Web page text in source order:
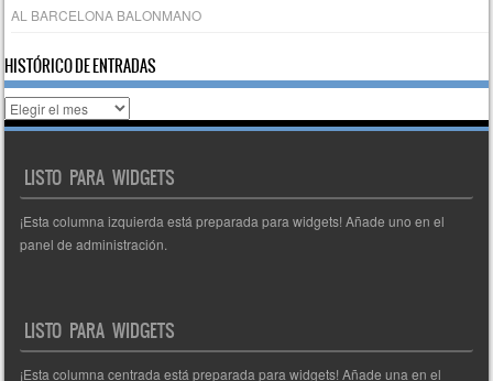
AL BARCELONA BALONMANO
HISTÓRICO DE ENTRADAS
Histórico
de
LISTO PARA WIDGETS
¡Esta columna izquierda está preparada para widgets! Añade uno en el
panel de administración.
LISTO PARA WIDGETS
¡Esta columna centrada está preparada para widgets! Añade una en el